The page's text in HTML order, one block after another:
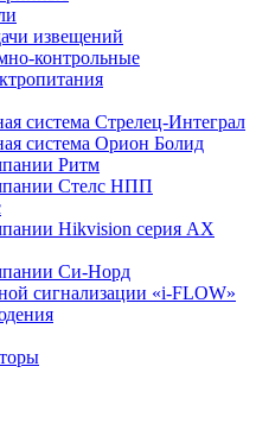
извещений
контрольные
система Стрелец-Интеграл
система Орион Болид
Ритм
Стелс НПП
Hikvision серия AX
Си-Норд
сигнализации «i-FLOW»